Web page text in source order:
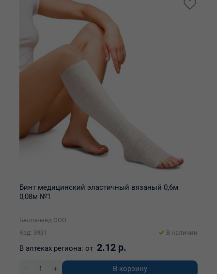
Бинт медицинский эластичный вязаный 0,6м
0,08м №1
Белпа-мед ООО
Код: 3931
В наличии
В аптеках региона: от 2.12 р.
- + В корзину